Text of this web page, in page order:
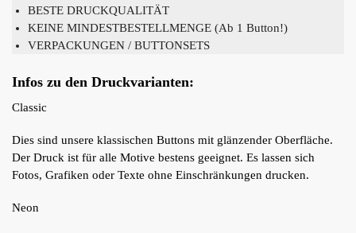
BESTE DRUCKQUALITÄT
KEINE MINDESTBESTELLMENGE (Ab 1 Button!)
VERPACKUNGEN / BUTTONSETS
Infos zu den Druckvarianten:
Classic
Dies sind unsere klassischen Buttons mit glänzender Oberfläche.
Der Druck ist für alle Motive bestens geeignet. Es lassen sich
Fotos, Grafiken oder Texte ohne Einschränkungen drucken.
Neon